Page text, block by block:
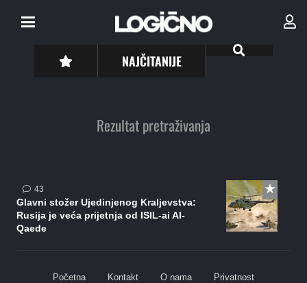
NAJČITANIJE
Rezultat pretraživanja
43komentara
Glavni stožer Ujedinjenog Kraljevstva:
Rusija je veća prijetnja od ISIL-ai Al-
Qaede
Početna Kontakt O nama Privatnost